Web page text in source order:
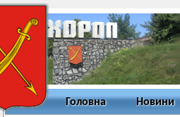
Головна Новини